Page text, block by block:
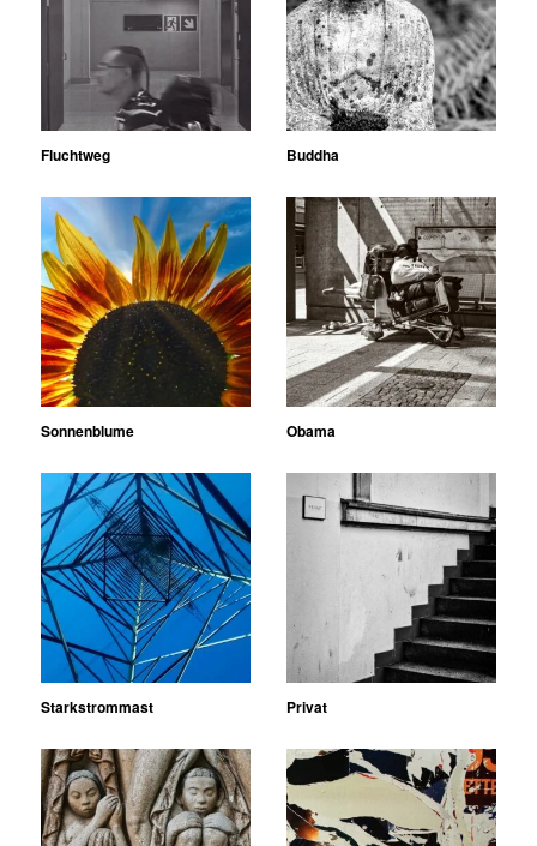
Fluchtweg Buddha
Sonnenblume Obama
Starkstrommast Privat